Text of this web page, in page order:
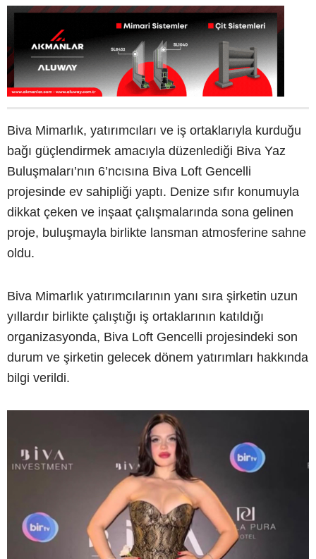
Biva Mimarlık, yatırımcıları ve iş ortaklarıyla kurduğu
bağı güçlendirmek amacıyla düzenlediği Biva Yaz
Buluşmaları’nın 6’ncısına Biva Loft Gencelli
projesinde ev sahipliği yaptı. Denize sıfır konumuyla
dikkat çeken ve inşaat çalışmalarında sona gelinen
proje, buluşmayla birlikte lansman atmosferine sahne
oldu.
Biva Mimarlık yatırımcılarının yanı sıra şirketin uzun
yıllardır birlikte çalıştığı iş ortaklarının katıldığı
organizasyonda, Biva Loft Gencelli projesindeki son
durum ve şirketin gelecek dönem yatırımları hakkında
bilgi verildi.